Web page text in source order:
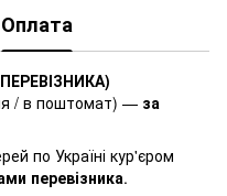
Оплата
/ в поштомат) — за
по Україні кур'єром
перевізника.